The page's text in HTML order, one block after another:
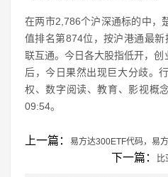
在两市2,786个沪深通标的中，
值排名第874位，按沪港通最新
联互通。今日各大股指低开，
后，今日果然出现巨大分歧。
权、数字阅读、教育、影视概
09:54。
上一篇： 易方达300ETF代码，易
下一篇： 比